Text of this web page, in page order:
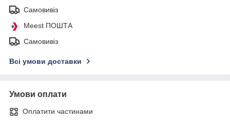
Самовивіз
Meest ПОШТА
Самовивіз
Всі умови доставки
Умови оплати
Оплатити частинами